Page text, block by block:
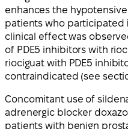
enhances the
patients who participated
clinical effect was
of PDE5 inhibitors with
riociguat with PDE5
contraindicated (see
Concomitant use of
adrenergic blocker
patients with benign